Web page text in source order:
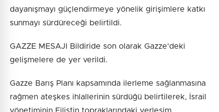
dayanışmayı güçlendirmeye yönelik girişimlere katkı
sunmayı sürdüreceği belirtildi.
GAZZE MESAJI Bildiride son olarak Gazze'deki
gelişmelere de yer verildi.
Gazze Barış Planı kapsamında ilerleme sağlanmasına
rağmen ateşkes ihlallerinin sürdüğü belirtilerek, İsrail